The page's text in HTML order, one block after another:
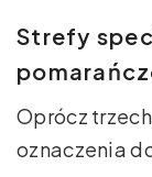
Strefy
Oprócz
oznaczenia